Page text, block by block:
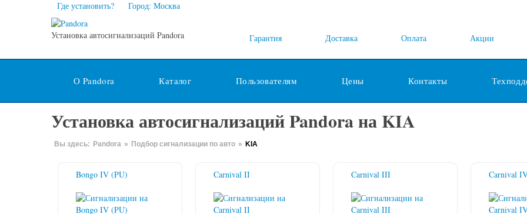
Где установить? Город: Москва
Установка автосигнализаций Pandora Гарантия Доставка Оплата Акции
О Pandora Каталог Пользователям Цены Контакты
Установка автосигнализаций Pandora на KIA
Вы здесь: Pandora » Подбор сигнализации по авто » KIA
Bongo IV (PU) Carnival II Carnival III Carnival